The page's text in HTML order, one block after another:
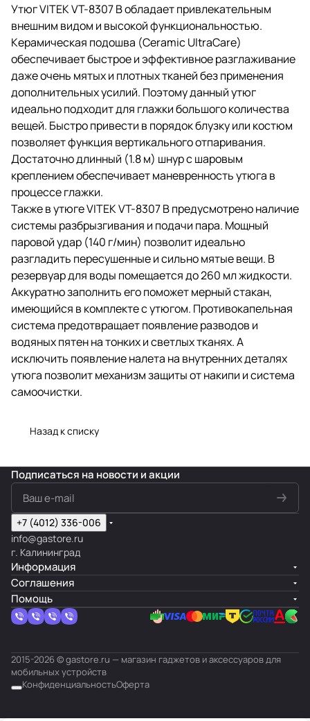
Утюг VITEK VT-8307 B обладает привлекательным
внешним видом и высокой функциональностью.
Керамическая подошва (Ceramic UltraCare)
обеспечивает быстрое и эффективное разглаживание
даже очень мятых и плотных тканей без применения
дополнительных усилий. Поэтому данный утюг
идеально подходит для глажки большого количества
вещей. Быстро привести в порядок блузку или костюм
позволяет функция вертикального отпаривания.
Достаточно длинный (1.8 м) шнур с шаровым
креплением обеспечивает маневренность утюга в
процессе глажки.
Также в утюге VITEK VT-8307 B предусмотрено наличие
системы разбрызгивания и подачи пара. Мощный
паровой удар (140 г/мин) позволит идеально
разгладить пересушенные и сильно мятые вещи. В
резервуар для воды помещается до 260 мл жидкости.
Аккуратно заполнить его поможет мерный стакан,
имеющийся в комплекте с утюгом. Противокапельная
система предотвращает появление разводов и
водяных пятен на тонких и светлых тканях. А
исключить появление налета на внутренних деталях
утюга позволит механизм защиты от накипи и система
самоочистки.
Назад к списку
Подписаться на новости и акции
+7 (4012) 336-006
info@gastore.ru
г. Калининград
Информация
Соглашения
Помощь
2015-2026 © gastore.ru — магазин гаджетов и аксессуаров для
мобильных устройств
КонфиденциальностьОферта